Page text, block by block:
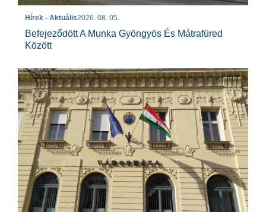
Hírek - Aktuális2026. 08. 05.
Befejeződött A Munka Gyöngyös És Mátrafüred
Között